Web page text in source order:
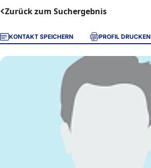
Zurück zum Suchergebnis
KONTAKT SPEICHERN PROFIL DRUCKEN